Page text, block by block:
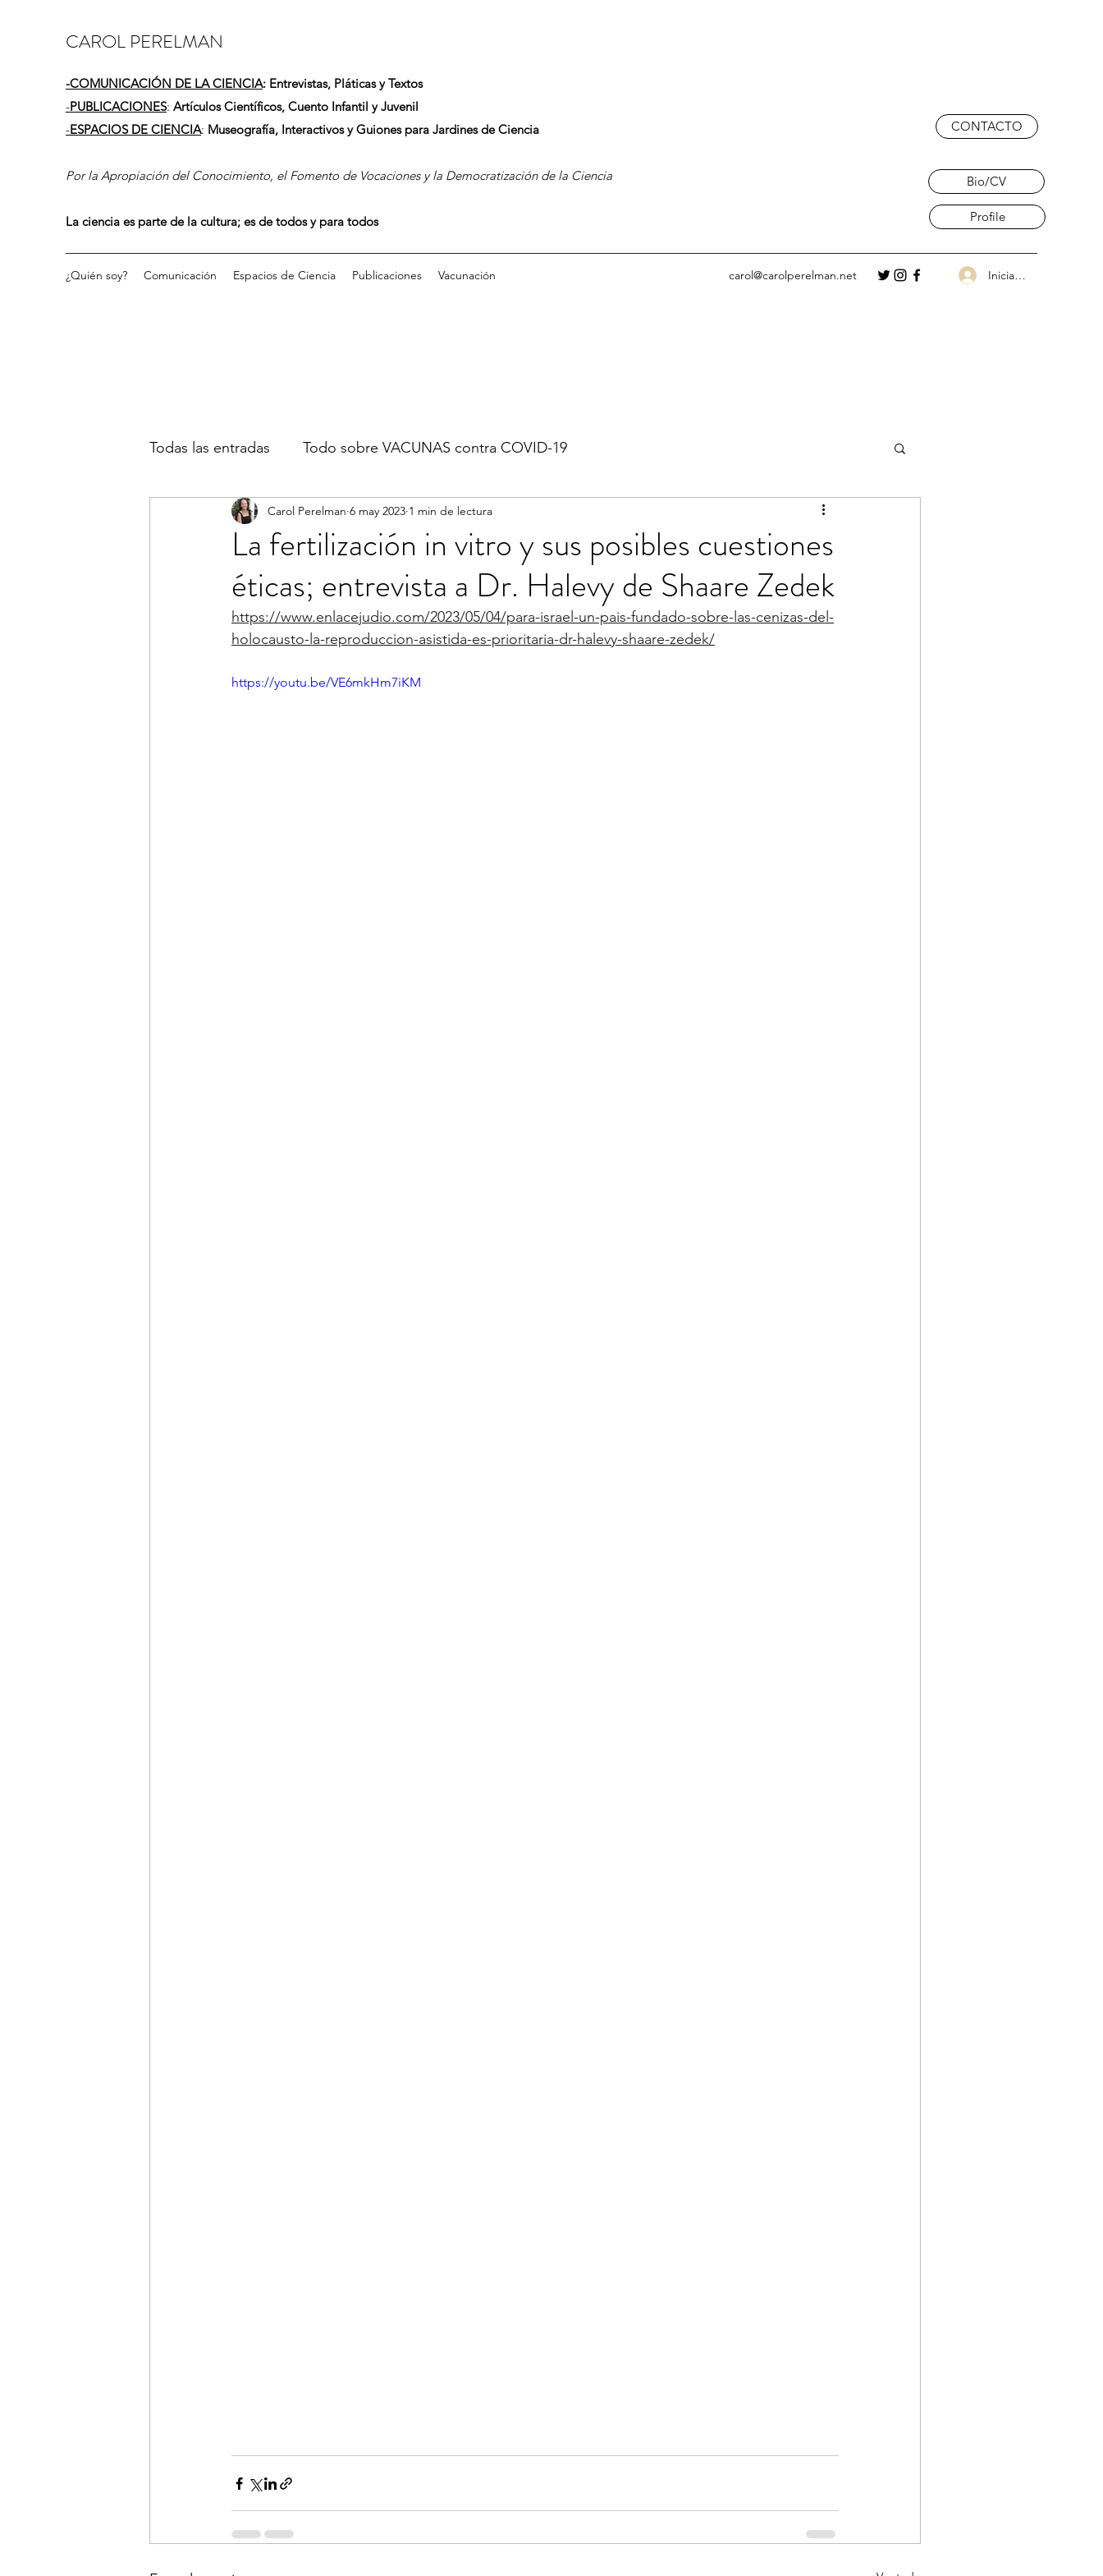
CAROL PERELMAN
-COMUNICACIÓN DE LA CIENCIA: Entrevistas, Pláticas y Textos
-PUBLICACIONES: Artículos Científicos, Cuento Infantil y Juvenil
-ESPACIOS DE CIENCIA: Museografía, Interactivos y Guiones para Jardines de Ciencia
Por la Apropiación del Conocimiento, el Fomento de Vocaciones y la Democratización de la Ciencia
La ciencia es parte de la cultura; es de todos y para todos
CONTACTO
Bio/CV
Profile
¿Quién soy? Comunicación Espacios de Ciencia Publicaciones Vacunación carol@carolperelman.net Iniciar sesión
Todas las entradas Todo sobre VACUNAS contra COVID-19
La fertilización in vitro y sus posibles cuestiones
éticas; entrevista a Dr. Halevy de Shaare Zedek
Carol Perelman 6 may 2023 1 min de lectura
https://www.enlacejudio.com/2023/05/04/para-israel-un-pais-fundado-sobre-las-cenizas-del-
holocausto-la-reproduccion-asistida-es-prioritaria-dr-halevy-shaare-zedek/
https://youtu.be/VE6mkHm7iKM